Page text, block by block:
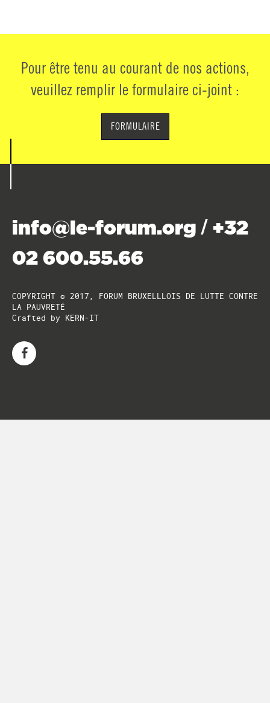
Pour être tenu au courant de nos actions,
veuillez remplir le formulaire ci-joint :
FORMULAIRE
info@le-forum.org / +32
02 600.55.66
COPYRIGHT © 2017, FORUM BRUXELLLOIS DE LUTTE CONTRE
LA PAUVRETÉ
Crafted by KERN-IT